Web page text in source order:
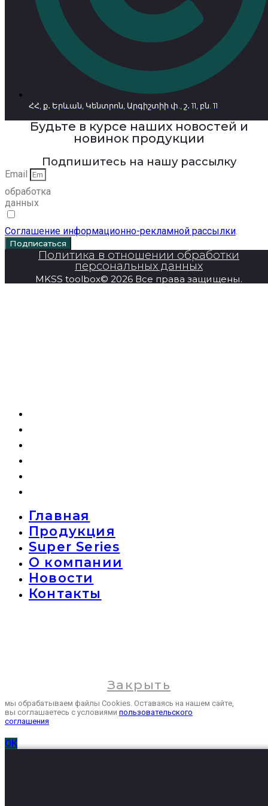
ՀՀ, ք․ Երևան, Կենտրոն, Արգիշտիի փ., շ․ 11, բն. 11
Будьте в курсе наших новостей и
новинок продукции
Подпишитесь на нашу рассылку
Email
обработка
данных
Соглашение информационно-рекламной рассылки.
Подписаться
Политика в отношении обработки
персональных данных
MKSS toolbox© 2026 Все права защищены.
Главная
Продукция
Super Series
О компании
Новости
Контакты
Закрыть
мы обрабатываем файлы Cookies. Оставаясь на нашем сайте,
вы соглашаетесь с условиями пользовательского
соглашения
ОК